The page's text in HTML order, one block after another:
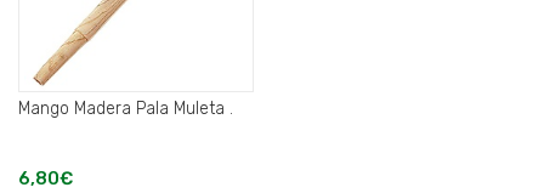
Mango Madera Pala Muleta .
6,80€